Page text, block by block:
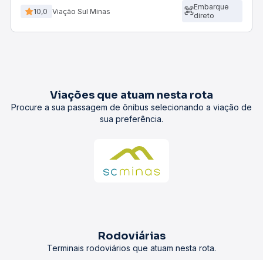
10,0 Viação Sul Minas
Embarque
direto
Viações que atuam nesta rota
Procure a sua passagem de ônibus selecionando a viação de
sua preferência.
Rodoviárias
Terminais rodoviários que atuam nesta rota.